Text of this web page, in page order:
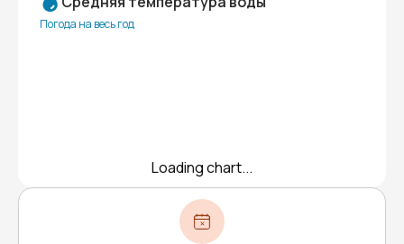
Погода на весь год
Loading chart...